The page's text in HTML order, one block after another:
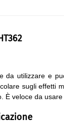
da utilizzare e
sugli effetti
veloce da usare